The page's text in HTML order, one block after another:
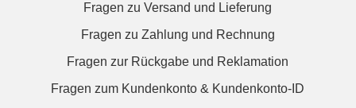
Fragen zu Versand und Lieferung
Fragen zu Zahlung und Rechnung
Fragen zur Rückgabe und Reklamation
Fragen zum Kundenkonto & Kundenkonto-ID